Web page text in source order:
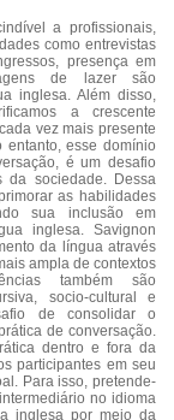
a profissionais,
como entrevistas
presença em
de lazer são
inglesa. Além disso,
a crescente
vez mais presente
esse domínio
é um desafio
da sociedade. Dessa
as habilidades
sua inclusão em
inglesa. Savignon
da língua através
ampla de contextos
também são
socio-cultural e
de consolidar o
de conversação.
dentro e fora da
participantes em seu
Para isso, pretende-
no idioma
inglesa por meio da